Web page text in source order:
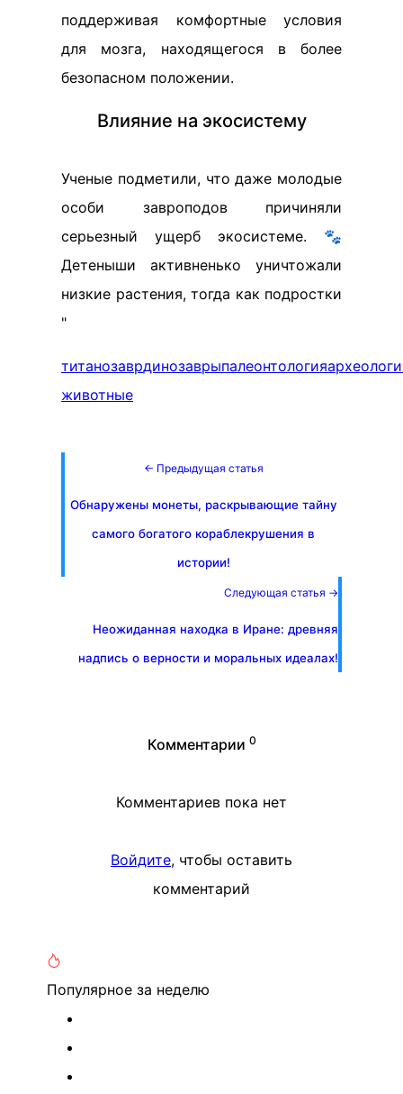
поддерживая комфортные условия
для мозга, находящегося в более
безопасном положении.
Влияние на экосистему
Ученые подметили, что даже молодые
особи завроподов причиняли
серьезный ущерб экосистеме. 🐾
Детеныши активненько уничтожали
низкие растения, тогда как подростки
"
титанозаврдинозаврыпалеонтология
животные
← Предыдущая статья
Обнаружены монеты, раскрывающие тайну
самого богатого кораблекрушения в
истории!
Следующая статья →
Неожиданная находка в Иране: древняя
надпись о верности и моральных идеалах!
Комментарии 0
Комментариев пока нет
Войдите, чтобы оставить
комментарий
Популярное за неделю